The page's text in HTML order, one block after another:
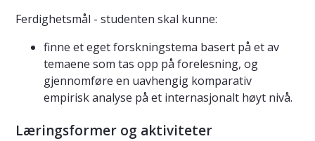
Ferdighetsmål - studenten skal kunne:
finne et eget forskningstema basert på et av
temaene som tas opp på forelesning, og
gjennomføre en uavhengig komparativ
empirisk analyse på et internasjonalt høyt nivå.
Læringsformer og aktiviteter